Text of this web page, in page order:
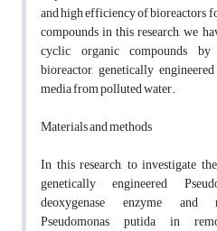
and high efficiency of bioreactors
compounds in this research, we
cyclic organic compounds
bioreactor, genetically
media from polluted water.
Materials and methods
In this research, to investigate
genetically engineered
deoxygenase enzyme and
Pseudomonas putida in